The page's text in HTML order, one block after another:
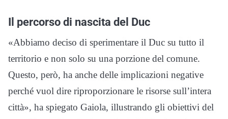
Il percorso di nascita del Duc
«Abbiamo deciso di sperimentare il Duc su tutto il
territorio e non solo su una porzione del comune.
Questo, però, ha anche delle implicazioni negative
perché vuol dire riproporzionare le risorse sull’intera
città», ha spiegato Gaiola, illustrando gli obiettivi del